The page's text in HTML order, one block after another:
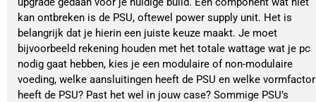
kan ontbreken is de PSU, oftewel power supply unit. Het is
belangrijk dat je hierin een juiste keuze maakt. Je moet
bijvoorbeeld rekening houden met het totale wattage wat je pc
nodig gaat hebben, kies je een modulaire of non-modulaire
voeding, welke aansluitingen heeft de PSU en welke vormfactor
heeft de PSU? Past het wel in jouw case? Sommige PSU’s